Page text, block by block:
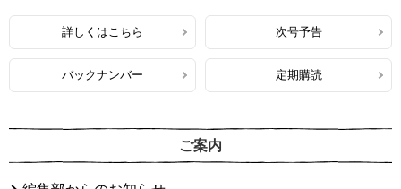
詳しくはこちら 次号予告
バックナンバー 定期購読
ご案内